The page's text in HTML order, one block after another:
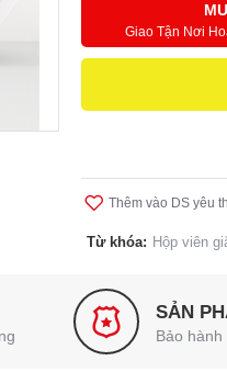
Giao Tận Nơi
Thêm vào DS yêu
Từ khóa: Hộp viên
SẢN
Bảo